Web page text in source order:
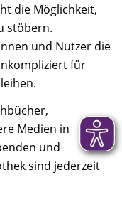
die Möglichkeit,
stöbern.
und Nutzer die
für
Medien in
und
sind jederzeit